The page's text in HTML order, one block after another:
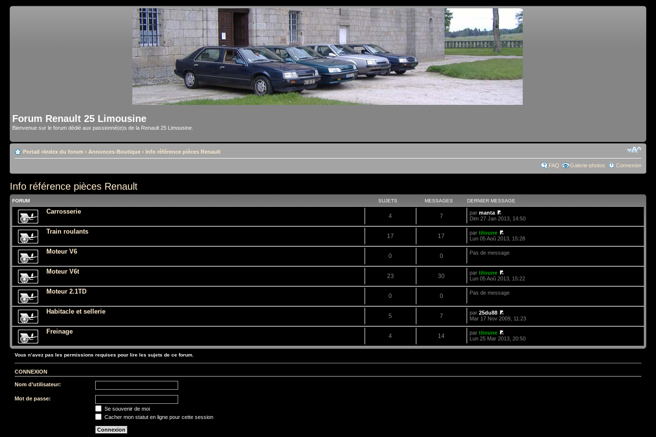
Forum Renault 25 Limousine
Bienvenue sur le forum dédié aux passionné(e)s de la Renault 25 Limousine.
Portail »Index du forum ‹ Annonces-Boutique ‹ Info référence pièces Renault
FAQ Galerie-photos Connexion
Info référence pièces Renault
FORUM SUJETS MESSAGES DERNIER MESSAGE
Carrosserie
4 7 parmanta
Dim 27 Jan 2013, 14:50
Train roulants
17 17 partitoune
Lun 05 Aoû 2013, 15:28
Moteur V6
0 0 Pas de message
Moteur V6t
23 30 partitoune
Lun 05 Aoû 2013, 15:22
Moteur 2.1TD
0 0 Pas de message
Habitacle et sellerie
5 7 par25du88
Mar 17 Nov 2009, 11:23
Freinage
4 14 partitoune
Lun 25 Mar 2013, 20:50
Vous n’avez pas les permissions requises pour lire les sujets de ce forum.
CONNEXION
Nom d’utilisateur:
Mot de passe:
Se souvenir de moi
Cacher mon statut en ligne pour cette session